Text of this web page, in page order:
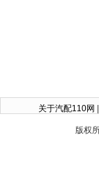
关于汽配110网
版权